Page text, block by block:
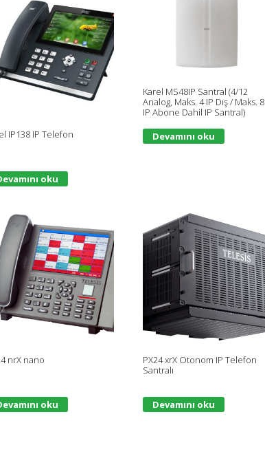
IP138 IP Telefon
oku
Karel MS48IP Santral (4/12
Analog, Maks. 4 IP Dış / Maks. 8
IP Abone Dahil IP Santral)
Devamını oku
nrX nano
oku
PX24 xrX Otonom IP Telefon
Santralı
Devamını oku